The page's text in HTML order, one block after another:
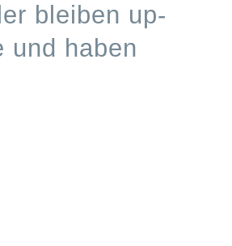
S/4HANA
bleiben up-
und haben